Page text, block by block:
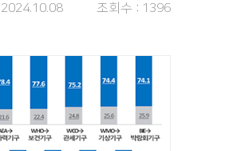
2024.10.08 조회수 : 1396